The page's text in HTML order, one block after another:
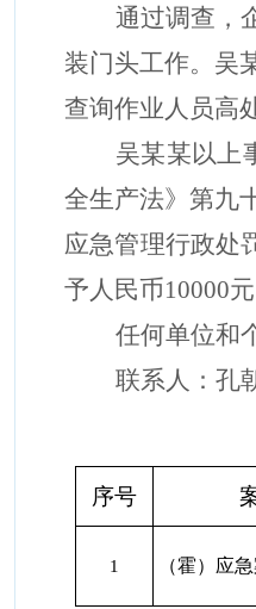
通过调查，
装门头工作。吴
查询作业人员高
吴某某以上
全生产法》第九
应急管理行政处
予人民币10000
任何单位和
联系人：孔
序号
1 （霍）应